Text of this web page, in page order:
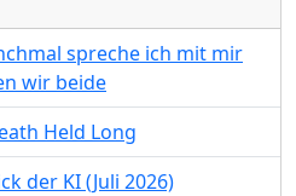
spreche ich mit mir
wir beide
Held Long
der KI (Juli 2026)